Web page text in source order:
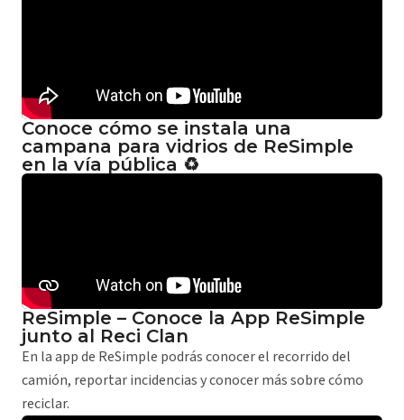
Conoce cómo se instala una
campana para vidrios de ReSimple
en la vía pública ♻️
ReSimple – Conoce la App ReSimple
junto al Reci Clan
En la app de ReSimple podrás conocer el recorrido del
camión, reportar incidencias y conocer más sobre cómo
reciclar.